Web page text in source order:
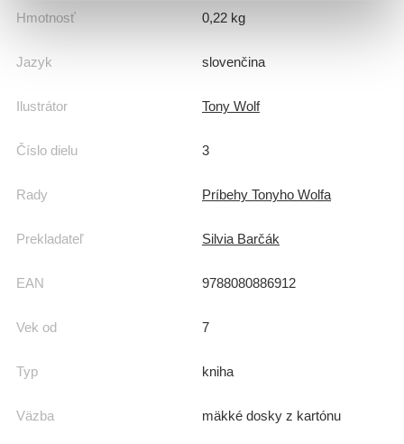
Hmotnosť 0,22 kg
Jazyk slovenčina
Ilustrátor Tony Wolf
Číslo dielu 3
Rady Príbehy Tonyho Wolfa
Prekladateľ Silvia Barčák
EAN 9788080886912
Vek od 7
Typ kniha
Väzba mäkké dosky z kartónu